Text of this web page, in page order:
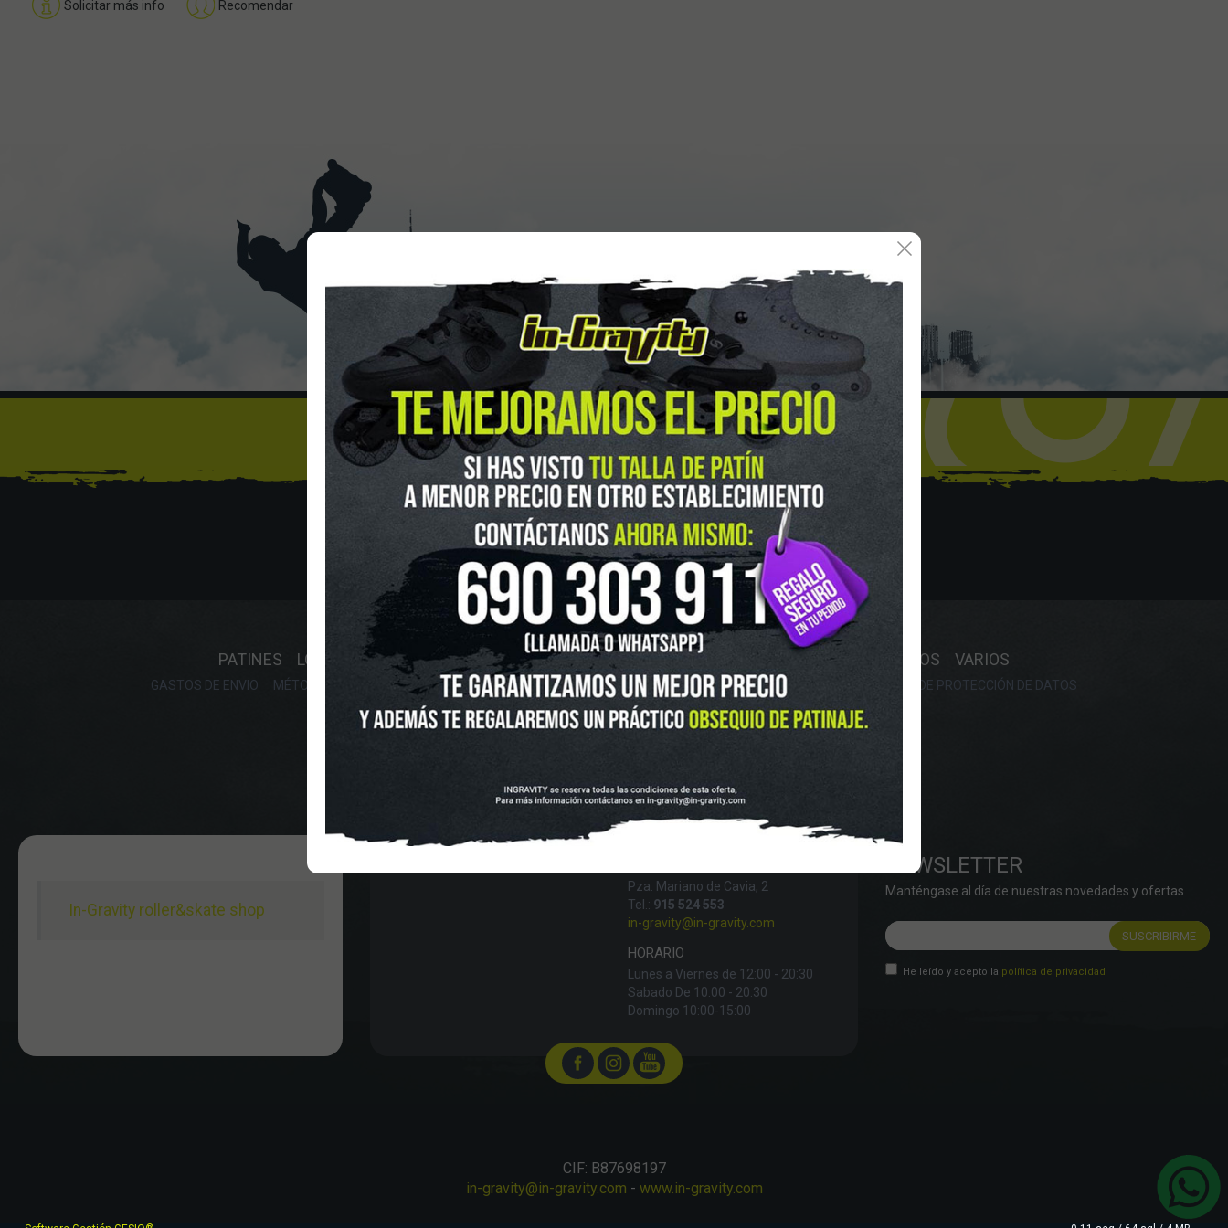
Solicitar más info Recomendar
Síguenos en Instagram@ingravityshop
INICIO NOVEDADES CLUBS Y ASOCIACIONES SITUACIÓN Y HORARIO
PATINES LONGBOARD SKATEBOARD SCOOTER PROTECCIONES ACCESORIOS RECAMBIOS VARIOS
GASTOS DE ENVIO MÉTODOS DE PAGO, DEVOLUCIONES Y DATOS DE INTERÉS AVISO LEGAL POLÍTICA DE COOKIES POLÍTICA DE PROTECCIÓN DE DATOS
In-Gravity roller&skate shop
Pza. Mariano de Cavia, 2
Tel.: 915 524 553
in-gravity@in-gravity.com
HORARIO
Lunes a Viernes de 12:00 - 20:30
Sabado De 10:00 - 20:30
Domingo 10:00-15:00
NEWSLETTER
Manténgase al día de nuestras novedades y ofertas
He leído y acepto la política de privacidad
CIF: B87698197
in-gravity@in-gravity.com - www.in-gravity.com